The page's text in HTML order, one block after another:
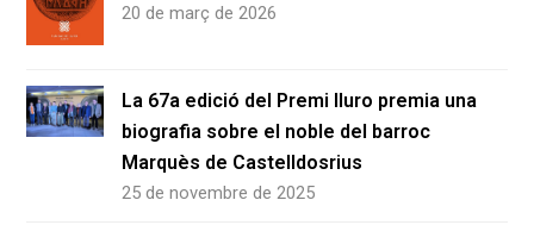
20 de març de 2026
La 67a edició del Premi Iluro premia una
biografia sobre el noble del barroc
Marquès de Castelldosrius
25 de novembre de 2025